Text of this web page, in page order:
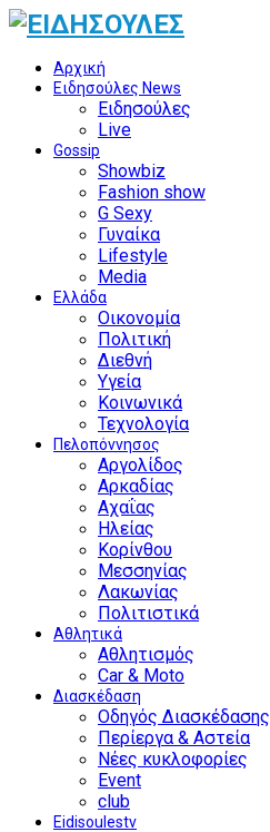
Αρχική
Ειδησούλες News
Ειδησούλες
Live
Gossip
Showbiz
Fashion show
G Sexy
Γυναίκα
Lifestyle
Media
Ελλάδα
Οικονομία
Πολιτική
Διεθνή
Υγεία
Κοινωνικά
Τεχνολογία
Πελοπόννησος
Αργολίδος
Αρκαδίας
Αχαΐας
Ηλείας
Κορίνθου
Μεσσηνίας
Λακωνίας
Πολιτιστικά
Αθλητικά
Αθλητισμός
Car & Moto
Διασκέδαση
Οδηγός Διασκέδασης
Περίεργα & Αστεία
Νέες κυκλοφορίες
Event
club
Eidisoulestv